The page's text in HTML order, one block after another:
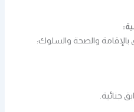
والصحة والسلوك:
جنائية.